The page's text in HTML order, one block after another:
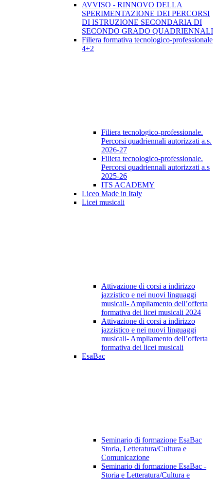
AVVISO - RINNOVO DELLA
SPERIMENTAZIONE DEI PERCORSI
DI ISTRUZIONE SECONDARIA DI
SECONDO GRADO QUADRIENNALI
Filiera formativa tecnologico-professionale
4+2
Filiera tecnologico-professionale.
Percorsi quadriennali autorizzati a.s.
2026-27
Filiera tecnologico-professionale.
Percorsi quadriennali autorizzati a.s
2025-26
ITS ACADEMY
Liceo Made in Italy
Licei musicali
Attivazione di corsi a indirizzo
jazzistico e nei nuovi linguaggi
musicali- Ampliamento dell’offerta
formativa dei licei musicali 2024
Attivazione di corsi a indirizzo
jazzistico e nei nuovi linguaggi
musicali- Ampliamento dell’offerta
formativa dei licei musicali
EsaBac
Seminario di formazione EsaBac
Storia, Letteratura/Cultura e
Comunicazione
Seminario di formazione EsaBac -
Storia e Letteratura/Cultura e